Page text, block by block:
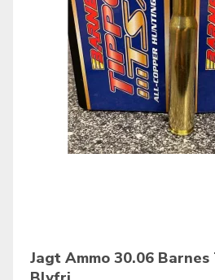
Jagt Ammo 30.06